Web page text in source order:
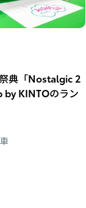
典「Nostalgic 2
KINTOのラン